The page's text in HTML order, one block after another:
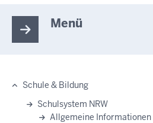
Menü
Hauptnavigation
Schule & Bildung
Schulsystem NRW
Allgemeine Informationen